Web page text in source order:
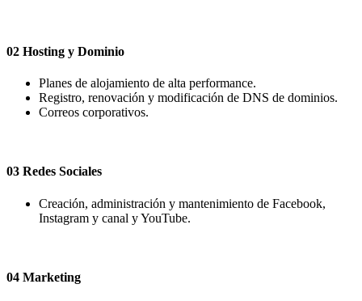
02 Hosting y Dominio
Planes de alojamiento de alta performance.
Registro, renovación y modificación de DNS de dominios.
Correos corporativos.
03 Redes Sociales
Creación, administración y mantenimiento de Facebook,
Instagram y canal y YouTube.
04 Marketing